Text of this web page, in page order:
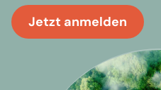
Jetzt anmelden